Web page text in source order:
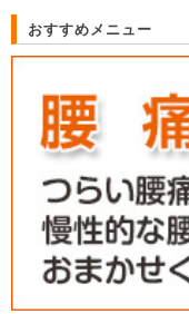
おすすめメニュー